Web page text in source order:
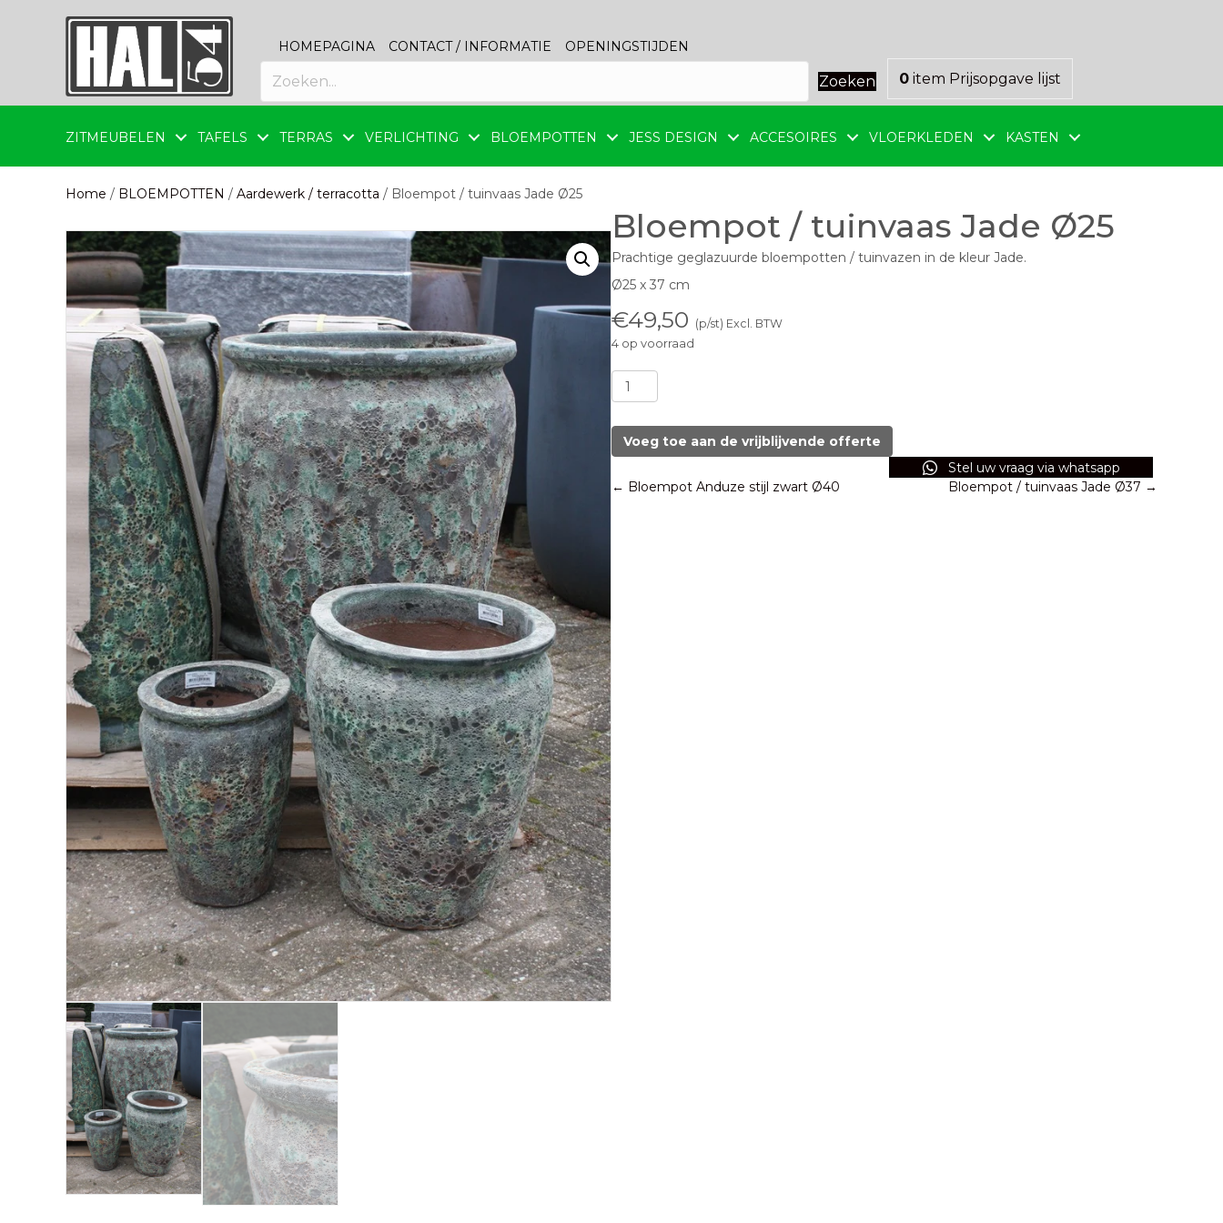
HOMEPAGINA CONTACT / INFORMATIE OPENINGSTIJDEN
Zoeken 0 item Prijsopgave lijst
ZITMEUBELEN TAFELS TERRAS VERLICHTING BLOEMPOTTEN JESS DESIGN ACCESOIRES VLOERKLEDEN KASTEN
Home / BLOEMPOTTEN / Aardewerk / terracotta / Bloempot / tuinvaas Jade Ø25
Bloempot / tuinvaas Jade Ø25
Prachtige geglazuurde bloempotten / tuinvazen in de kleur Jade.
Ø25 x 37 cm
€49,50 (p/st) Excl. BTW
4 op voorraad
Bloempot
/
Jade
Ø25
Voeg toe aan de vrijblijvende offerte
Stel uw vraag via whatsapp
Posts
← Bloempot Anduze stijl zwart Ø40 Bloempot / tuinvaas Jade Ø37 →